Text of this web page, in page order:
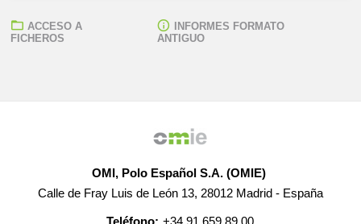
ACCESO A
FICHEROS
INFORMES FORMATO
ANTIGUO
OMI, Polo Español S.A. (OMIE)
Calle de Fray Luis de León 13, 28012 Madrid - España
Teléfono: +34 91 659 89 00